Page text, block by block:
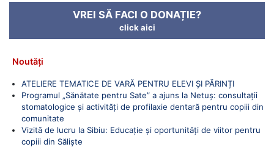
VREI SĂ FACI O DONAȚIE?
click aici
Noutăți
ATELIERE TEMATICE DE VARĂ PENTRU ELEVI ȘI PĂRINȚI
Programul „Sănătate pentru Sate” a ajuns la Netuș: consultații
stomatologice și activități de profilaxie dentară pentru copiii din
comunitate
Vizită de lucru la Sibiu: Educație și oportunități de viitor pentru
copiii din Săliște